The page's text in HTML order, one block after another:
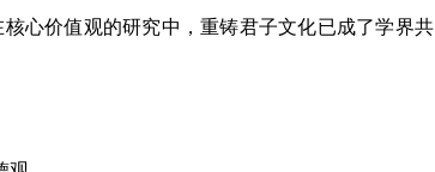
心价值观的研究中，重铸君子文化已成了学界共